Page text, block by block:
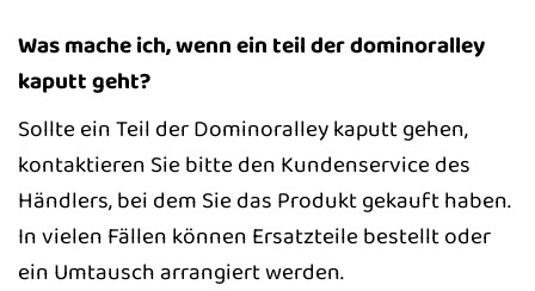
Was mache ich, wenn ein teil der dominoralley
kaputt geht?
Sollte ein Teil der Dominoralley kaputt gehen,
kontaktieren Sie bitte den Kundenservice des
Händlers, bei dem Sie das Produkt gekauft haben.
In vielen Fällen können Ersatzteile bestellt oder
ein Umtausch arrangiert werden.